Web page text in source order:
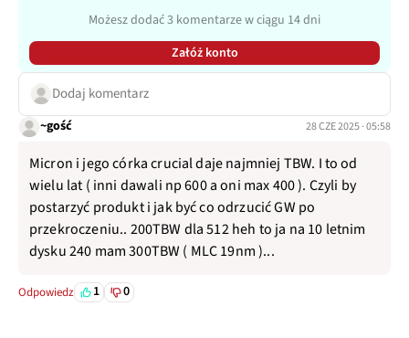
Możesz dodać 3 komentarze w ciągu 14 dni
Załóż konto
Dodaj komentarz
~gość 28 CZE 2025 · 05:58
Micron i jego córka crucial daje najmniej TBW. I to od
wielu lat ( inni dawali np 600 a oni max 400 ). Czyli by
postarzyć produkt i jak być co odrzucić GW po
przekroczeniu.. 200TBW dla 512 heh to ja na 10 letnim
dysku 240 mam 300TBW ( MLC 19nm )...
Odpowiedz 1 0